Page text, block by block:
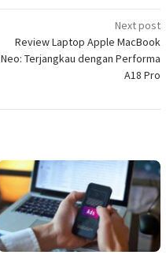
Next post
Review Laptop Apple MacBook
Neo: Terjangkau dengan Performa
A18 Pro